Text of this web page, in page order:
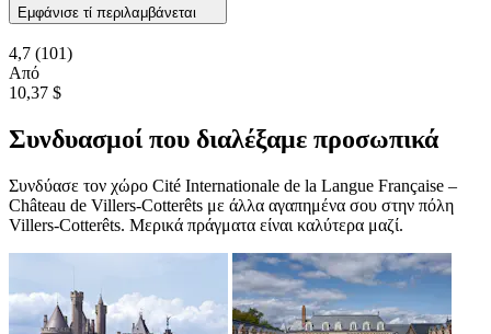
Εμφάνισε τί περιλαμβάνεται
4,7 (101)
Από
10,37 $
Συνδυασμοί που διαλέξαμε προσωπικά
Συνδύασε τον χώρο Cité Internationale de la Langue Française –
Château de Villers-Cotterêts με άλλα αγαπημένα σου στην πόλη
Villers-Cotterêts. Μερικά πράγματα είναι καλύτερα μαζί.